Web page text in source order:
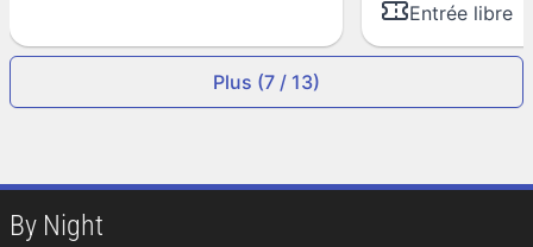
Entrée libre
Plus (7 / 13)
By Night